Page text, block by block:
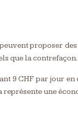
proposer
que la contrefaçon.
9 CHF par jour
une